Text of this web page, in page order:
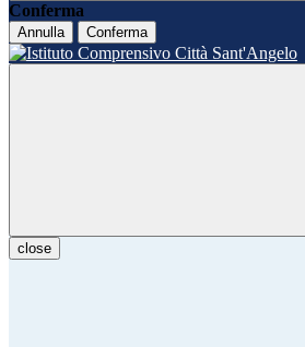
Conferma
Annulla Conferma
close